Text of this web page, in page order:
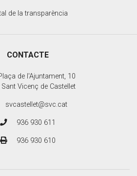
de la transparència
CONTACTE
de l'Ajuntament, 10
Vicenç de Castellet
svcastellet@svc.cat
936 930 611
936 930 610